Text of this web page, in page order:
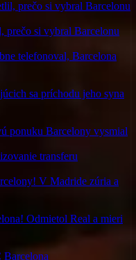
prečo si vybral Barcelonu
telefonoval, Barcelona
sa príchodu jeho syna
ponuku Barcelony vysmial
transferu
V Madride zúria a
Odmietol Real a mieri
Barcelona